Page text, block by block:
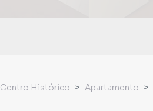
Centro Histórico Apartamento